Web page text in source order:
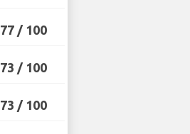
77 / 100
73 / 100
73 / 100